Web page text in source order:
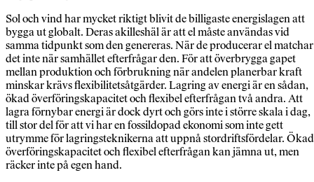
Sol och vind har mycket riktigt blivit de billigaste energislagen att
bygga ut globalt. Deras akilleshäl är att el måste användas vid
samma tidpunkt som den genereras. När de producerar el matchar
det inte när samhället efterfrågar den. För att överbrygga gapet
mellan produktion och förbrukning när andelen planerbar kraft
minskar krävs flexibilitetsåtgärder. Lagring av energi är en sådan,
ökad överföringskapacitet och flexibel efterfrågan två andra. Att
lagra förnybar energi är dock dyrt och görs inte i större skala i dag,
till stor del för att vi har en fossildopad ekonomi som inte gett
utrymme för lagringsteknikerna att uppnå stordriftsfördelar. Ökad
överföringskapacitet och flexibel efterfrågan kan jämna ut, men
räcker inte på egen hand.